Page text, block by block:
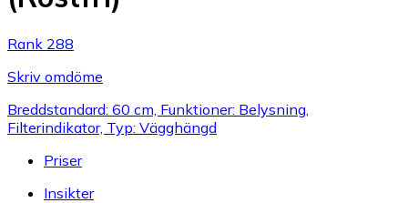
Rank 288
Skriv omdöme
Breddstandard: 60 cm, Funktioner: Belysning,
Filterindikator, Typ: Vägghängd
Priser
Insikter